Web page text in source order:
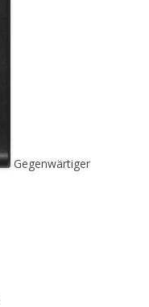
Gegenwärtiger